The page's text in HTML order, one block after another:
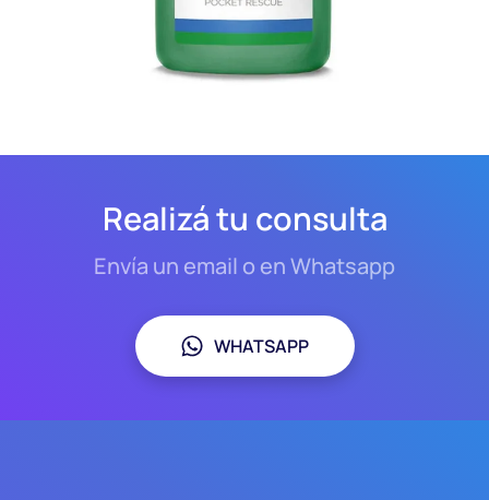
Realizá tu consulta
Envía un email o en Whatsapp
WHATSAPP